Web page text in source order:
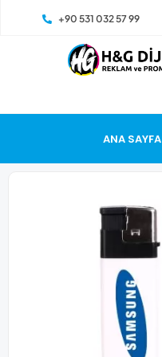
+90 531 032 57 99
ANA SAYFA